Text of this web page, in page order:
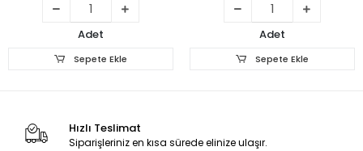
Adet
Sepete Ekle
Adet
Sepete Ekle
Hızlı Teslimat
Siparişleriniz en kısa sürede elinize ulaşır.